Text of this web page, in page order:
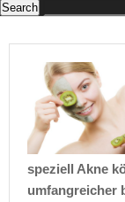
speziell Akne
umfangreicher